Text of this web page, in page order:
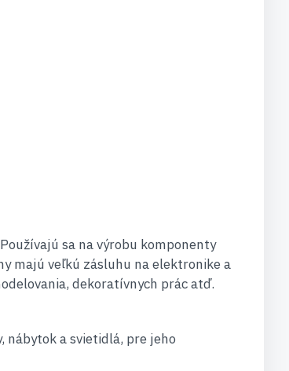
sa na výrobu komponenty
majú veľkú zásluhu na elektronike a
dekoratívnych prác atď.
nábytok a svietidlá, pre jeho